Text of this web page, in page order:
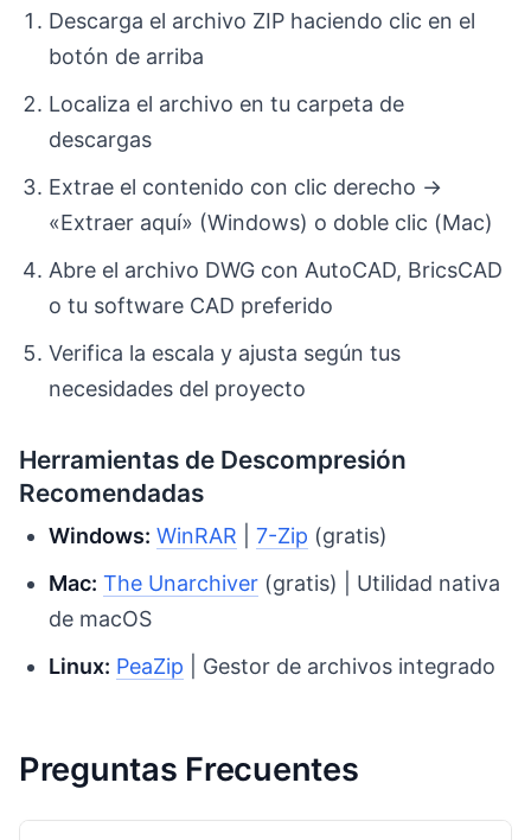
Descarga el archivo ZIP haciendo clic en el
botón de arriba
Localiza el archivo en tu carpeta de
descargas
Extrae el contenido con clic derecho →
«Extraer aquí» (Windows) o doble clic (Mac)
Abre el archivo DWG con AutoCAD, BricsCAD
o tu software CAD preferido
Verifica la escala y ajusta según tus
necesidades del proyecto
Herramientas de Descompresión
Recomendadas
Windows: WinRAR |7-Zip (gratis)
Mac: The Unarchiver (gratis) | Utilidad nativa
de macOS
Linux: PeaZip | Gestor de archivos integrado
Preguntas Frecuentes